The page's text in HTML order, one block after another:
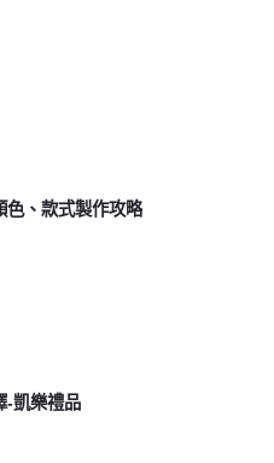
、款式製作攻略
-凱樂禮品